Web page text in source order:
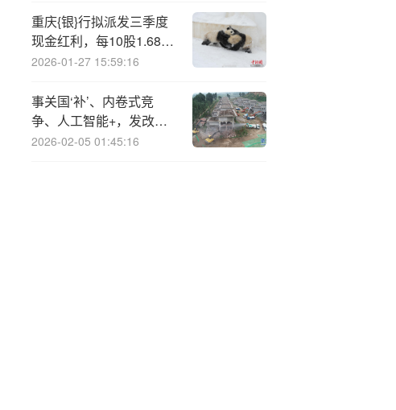
重庆{银}行拟派发三季度
现金红利，每10股1.684
元
2026-01-27 15:59:16
事关国‘补’、内卷式竞
争、人工智能+，发改委
最新发声
2026-02-05 01:45:16